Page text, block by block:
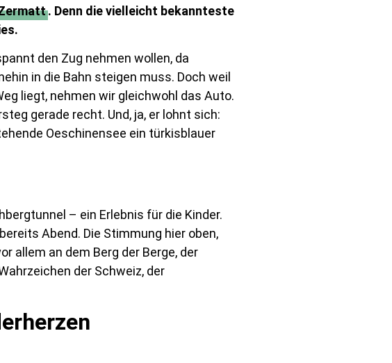
. Denn die vielleicht bekannteste
den Zug nehmen wollen, da
in die Bahn steigen muss. Doch weil
liegt, nehmen wir gleichwohl das Auto.
gerade recht. Und, ja, er lohnt sich:
Oeschinensee ein türkisblauer
– ein Erlebnis für die Kinder.
Abend. Die Stimmung hier oben,
allem an dem Berg der Berge, der
der Schweiz, der